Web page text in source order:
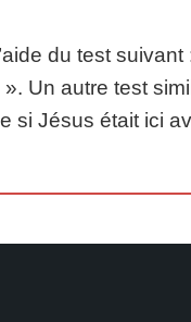
du test
Un autre test
si Jésus était ici